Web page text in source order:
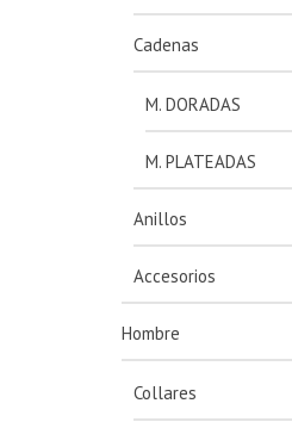
Cadenas
M. DORADAS
M. PLATEADAS
Anillos
Accesorios
Hombre
Collares